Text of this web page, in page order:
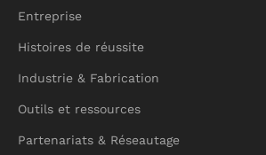
Entreprise
Histoires de réussite
Industrie & Fabrication
Outils et ressources
Partenariats & Réseautage